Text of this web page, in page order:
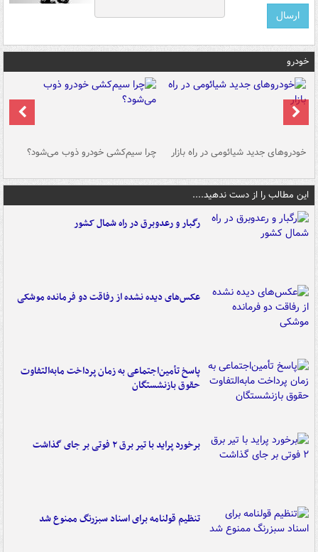
خودرو
خودروهای جدید شیائومی در راه بازار چرا سیم‌کشی خودرو ذوب می‌شود؟
این مطالب را از دست ندهید....
رگبار و رعدوبرق در راه شمال کشور
عکس‌های دیده نشده از رفاقت دو فرمانده‌ موشکی
پاسخ تأمین‌اجتماعی به زمان پرداخت مابه‌التفاوت
حقوق بازنشستگان
برخورد پراید با تیر برق ۲ فوتی بر جای گذاشت
تنظیم قولنامه برای اسناد سبزرنگ ممنوع شد